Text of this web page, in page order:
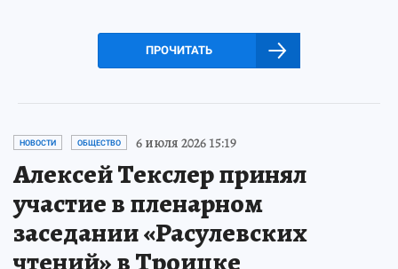
ПРОЧИТАТЬ
НОВОСТИ ОБЩЕСТВО 6 июля 2026 15:19
Алексей Текслер принял
участие в пленарном
заседании «Расулевских
чтений» в Троицке